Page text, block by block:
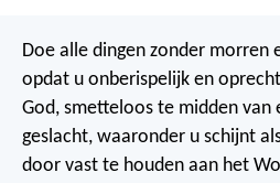
Doe alle dingen zonder morren
opdat u onberispelijk en
God, smetteloos te midden van
geslacht, waaronder u schijnt
door vast te houden aan het